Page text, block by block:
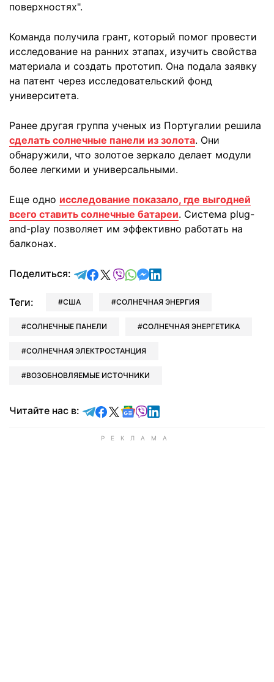
поверхностях".
Команда получила грант, который помог провести
исследование на ранних этапах, изучить свойства
материала и создать прототип. Она подала заявку
на патент через исследовательский фонд
университета.
Ранее другая группа ученых из Португалии решила
сделать солнечные панели из золота. Они
обнаружили, что золотое зеркало делает модули
более легкими и универсальными.
Еще одно исследование показало, где выгодней
всего ставить солнечные батареи. Система plug-
and-play позволяет им эффективно работать на
балконах.
Поделиться: отправить в Telegram
поделиться в Facebook
поделиться в X
отправить в Viber
отправить в Whatsapp
отправить в Messenger
отправить в LinkedIn
Теги: США СОЛНЕЧНАЯ ЭНЕРГИЯ
СОЛНЕЧНЫЕ ПАНЕЛИ СОЛНЕЧНАЯ ЭНЕРГЕТИКА
СОЛНЕЧНАЯ ЭЛЕКТРОСТАНЦИЯ
ВОЗОБНОВЛЯЕМЫЕ ИСТОЧНИКИ
Читайте нас в: Читайте в Telegram
Читайте в Facebook
Читайте в X
Читайте в Google news
Читайте в Viber
Читайте в LinkedIn